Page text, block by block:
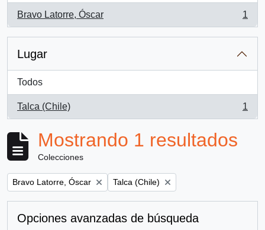
Bravo Latorre, Óscar
, 1 resultados
1
Lugar
Todos
Talca (Chile)
, 1 resultados
1
Mostrando 1 resultados
Colecciones
Remove filter:
Bravo Latorre, Óscar Remove filter:
Talca (Chile)
Opciones avanzadas de búsqueda